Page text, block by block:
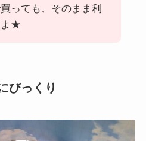
っても、そのまま利
よ★
びっくり